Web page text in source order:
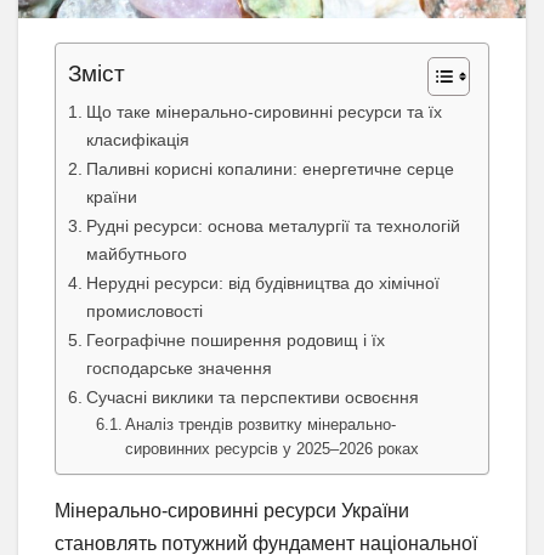
Зміст
Що таке мінерально-сировинні ресурси та їх
класифікація
Паливні корисні копалини: енергетичне серце
країни
Рудні ресурси: основа металургії та технологій
майбутнього
Нерудні ресурси: від будівництва до хімічної
промисловості
Географічне поширення родовищ і їх
господарське значення
Сучасні виклики та перспективи освоєння
Аналіз трендів розвитку мінерально-
сировинних ресурсів у 2025–2026 роках
Мінерально-сировинні ресурси України
становлять потужний фундамент національної